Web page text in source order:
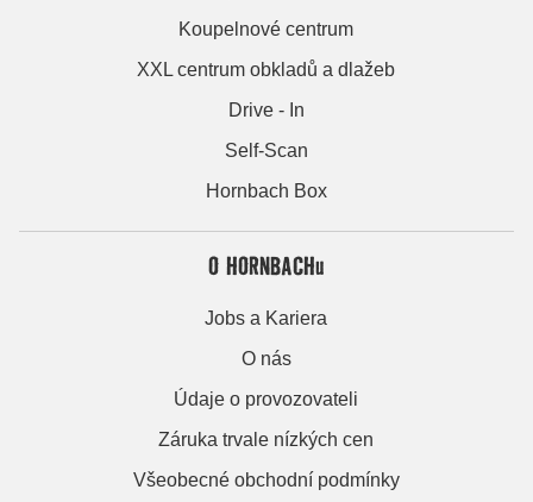
Koupelnové centrum
XXL centrum obkladů a dlažeb
Drive - In
Self-Scan
Hornbach Box
O HORNBACHu
Jobs a Kariera
O nás
Údaje o provozovateli
Záruka trvale nízkých cen
Všeobecné obchodní podmínky